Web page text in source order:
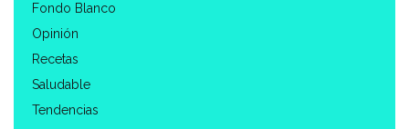
Fondo Blanco
Opinión
Recetas
Saludable
Tendencias